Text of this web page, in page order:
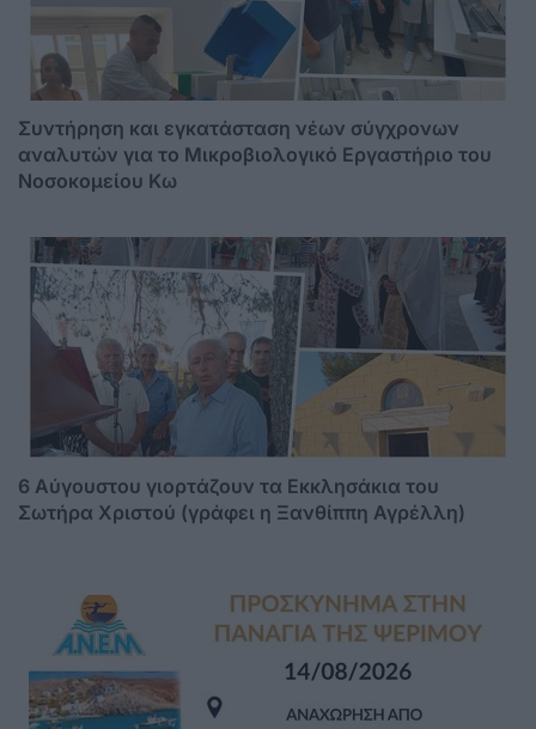
Συντήρηση και εγκατάσταση νέων σύγχρονων
αναλυτών για το Μικροβιολογικό Εργαστήριο του
Νοσοκομείου Κω
6 Αύγουστου γιορτάζουν τα Εκκλησάκια του
Σωτήρα Χριστού (γράφει η Ξανθίππη Αγρέλλη)